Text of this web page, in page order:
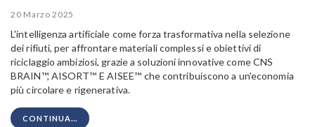
20 Marzo 2025
L'intelligenza artificiale come forza trasformativa nella selezione
dei rifiuti, per affrontare materiali complessi e obiettivi di
riciclaggio ambiziosi, grazie a soluzioni innovative come CNS
BRAIN™, AISORT™ E AISEE™ che contribuiscono a un'economia
più circolare e rigenerativa.
CONTINUA...